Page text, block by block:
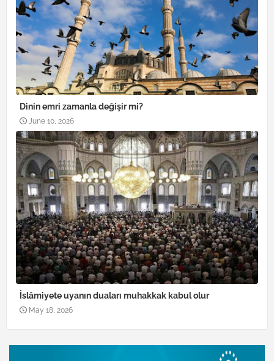
Dinin emri zamanla değişir mi?
June 10, 2026
İslâmiyete uyanın duaları muhakkak kabul olur
May 18, 2026